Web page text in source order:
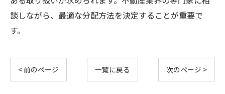
談しながら、最適な分配方法を決定することが重要で
す。
< 前のページ 一覧に戻る 次のページ >